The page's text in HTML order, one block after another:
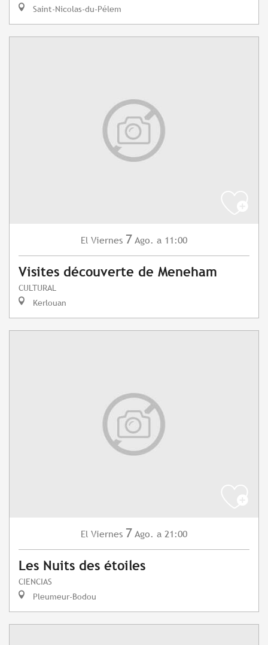
Saint-Nicolas-du-Pélem
El Viernes 7 Ago. a 11:00
Visites découverte de Meneham
CULTURAL
Kerlouan
El Viernes 7 Ago. a 21:00
Les Nuits des étoiles
CIENCIAS
Pleumeur-Bodou